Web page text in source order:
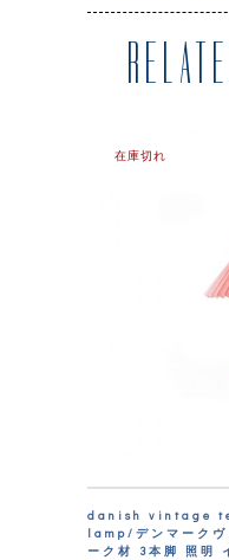
在庫切れ
danish vintage
lamp/デンマークヴ
ーク材 3本脚 照明